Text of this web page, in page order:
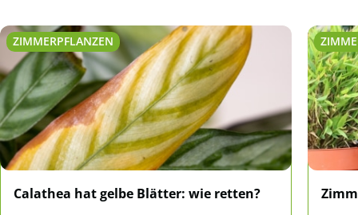
ZIMMERPFLANZEN
Calathea hat gelbe Blätter: wie retten?